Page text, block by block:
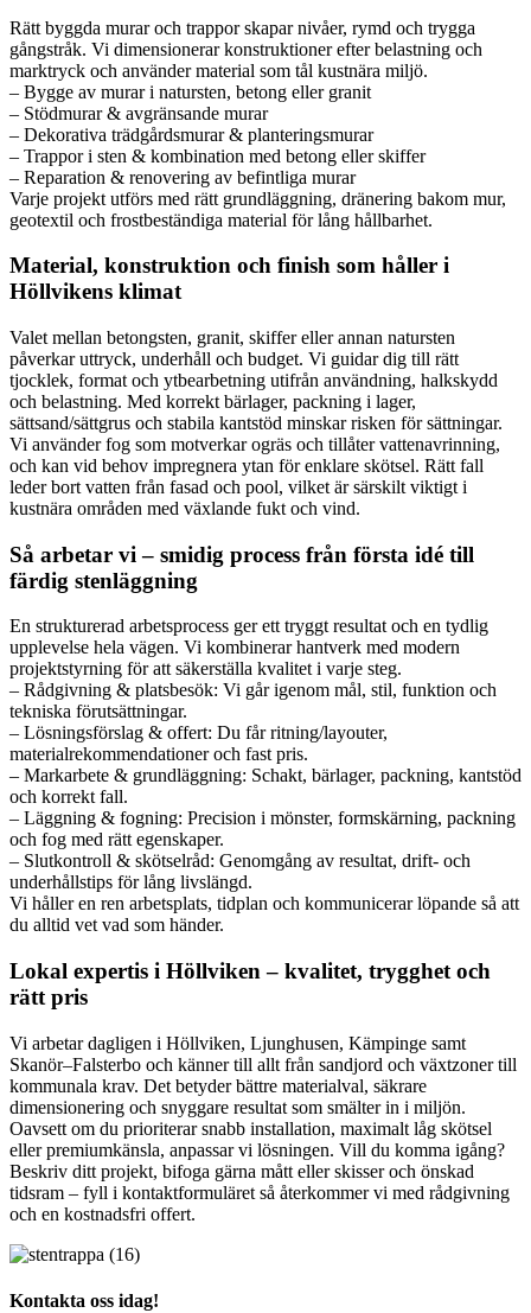
Rätt byggda murar och trappor skapar nivåer, rymd och trygga
gångstråk. Vi dimensionerar konstruktioner efter belastning och
marktryck och använder material som tål kustnära miljö.
– Bygge av murar i natursten, betong eller granit
– Stödmurar & avgränsande murar
– Dekorativa trädgårdsmurar & planteringsmurar
– Trappor i sten & kombination med betong eller skiffer
– Reparation & renovering av befintliga murar
Varje projekt utförs med rätt grundläggning, dränering bakom mur,
geotextil och frostbeständiga material för lång hållbarhet.
Material, konstruktion och finish som håller i
Höllvikens klimat
Valet mellan betongsten, granit, skiffer eller annan natursten
påverkar uttryck, underhåll och budget. Vi guidar dig till rätt
tjocklek, format och ytbearbetning utifrån användning, halkskydd
och belastning. Med korrekt bärlager, packning i lager,
sättsand/sättgrus och stabila kantstöd minskar risken för sättningar.
Vi använder fog som motverkar ogräs och tillåter vattenavrinning,
och kan vid behov impregnera ytan för enklare skötsel. Rätt fall
leder bort vatten från fasad och pool, vilket är särskilt viktigt i
kustnära områden med växlande fukt och vind.
Så arbetar vi – smidig process från första idé till
färdig stenläggning
En strukturerad arbetsprocess ger ett tryggt resultat och en tydlig
upplevelse hela vägen. Vi kombinerar hantverk med modern
projektstyrning för att säkerställa kvalitet i varje steg.
– Rådgivning & platsbesök: Vi går igenom mål, stil, funktion och
tekniska förutsättningar.
– Lösningsförslag & offert: Du får ritning/layouter,
materialrekommendationer och fast pris.
– Markarbete & grundläggning: Schakt, bärlager, packning, kantstöd
och korrekt fall.
– Läggning & fogning: Precision i mönster, formskärning, packning
och fog med rätt egenskaper.
– Slutkontroll & skötselråd: Genomgång av resultat, drift- och
underhållstips för lång livslängd.
Vi håller en ren arbetsplats, tidplan och kommunicerar löpande så att
du alltid vet vad som händer.
Lokal expertis i Höllviken – kvalitet, trygghet och
rätt pris
Vi arbetar dagligen i Höllviken, Ljunghusen, Kämpinge samt
Skanör–Falsterbo och känner till allt från sandjord och växtzoner till
kommunala krav. Det betyder bättre materialval, säkrare
dimensionering och snyggare resultat som smälter in i miljön.
Oavsett om du prioriterar snabb installation, maximalt låg skötsel
eller premiumkänsla, anpassar vi lösningen. Vill du komma igång?
Beskriv ditt projekt, bifoga gärna mått eller skisser och önskad
tidsram – fyll i kontaktformuläret så återkommer vi med rådgivning
och en kostnadsfri offert.
Kontakta oss idag!